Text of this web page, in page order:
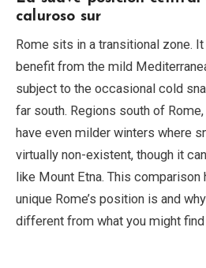
caluroso sur
Rome sits in a transitional zone.
benefit from the mild
subject to the occasional cold
far south. Regions south of
have even milder winters where
virtually non-existent, though it
like Mount Etna. This
unique Rome’s position is and
different from what you might